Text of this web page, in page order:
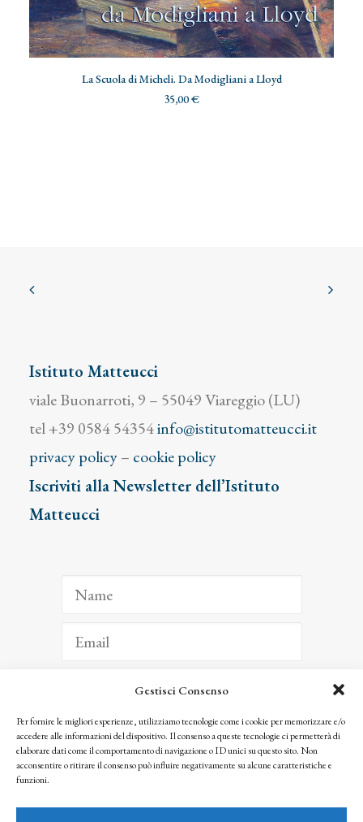
Gestisci Consenso
Per fornire le migliori esperienze, utilizziamo tecnologie come i cookie per memorizzare e/o
accedere alle informazioni del dispositivo. Il consenso a queste tecnologie ci permetterà di
elaborare dati come il comportamento di navigazione o ID unici su questo sito. Non
acconsentire o ritirare il consenso può influire negativamente su alcune caratteristiche e
funzioni.
AGGIUNGI AL CARRELLO
La Scuola di Micheli. Da Modigliani a Lloyd
35,00€
Istituto Matteucci
viale Buonarroti, 9 – 55049 Viareggio (LU)
tel +39 0584 54354info@istitutomatteucci.it
privacy policy– cookie policy
Iscriviti alla Newsletter dell’Istituto
Matteucci
ISCRIVITI
Facendo clic per iscriverti, riconosci che le tue informazioni saranno trattate
seguendo la nostra Privacy Policy
© 2025 Istituto Matteucci. All right reserved
l’autorizzazione scritta dei proprietari dei diritti e dell’Istituto Matteucci